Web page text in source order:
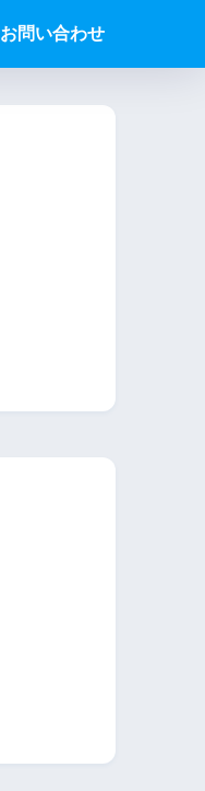
お問い合わせ